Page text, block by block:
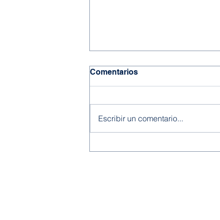
Comentarios
Escribir un comentario...